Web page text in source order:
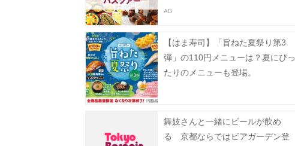
【はま寿司】「旨ねた夏祭り第3
弾」の110円メニューは？夏にぴっ
たりのメニューも登場。
舞妓さんと一緒にビールが飲め
る 京都ならではビアガーデン登